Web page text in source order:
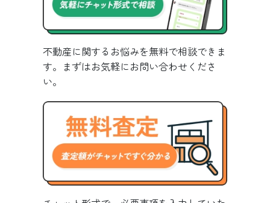
不動産に関するお悩みを無料で相談できま
す。まずはお気軽にお問い合わせくださ
い。